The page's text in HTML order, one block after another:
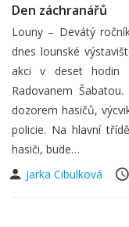
Den záchranářů
Louny – Devátý
dnes lounské
akci v deset hodin
Radovanem
dozorem hasičů,
policie. Na hlavní
hasiči, bude…
Jarka Cibulková